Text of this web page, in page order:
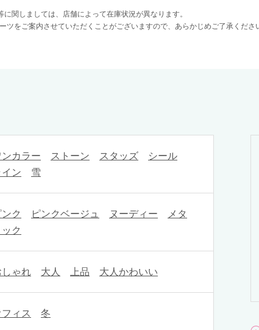
関しましては、店舗によって在庫状況が異なります。
ツをご案内させていただくことがございますので、あらかじめご了承くださ
ンカラー ストーン スタッズ
シール
ン
雪
ンク ピンクベージュ ヌーディー
メタ
ック
しゃれ 大人 上品 大人かわいい
ィス 冬